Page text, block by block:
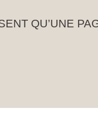
QU’UNE